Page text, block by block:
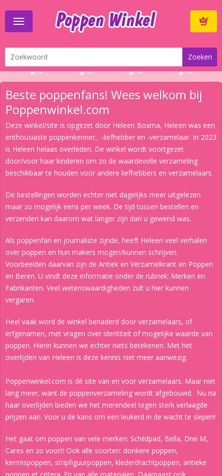
Toggle
navigation
Beste poppenfans! Wees welkom bij
Poppenwinkel.com
Deze winkel/site is opgezet door Heleen Boxma, Heleen was een
enthousiaste poppenkenner, -liefhebber en -verzamelaar. In 2023
is Heleen helaas overleden. De winkel wordt voortgezet
door/voor haar kinderen om zo de waardevolle verzameling
beschikbaar te houden voor andere liefhebbers en verzamelaars.
De bestellingen worden echter niet dagelijks meer uitgelezen
maar zo mogelijk eens per week. De tijd tussen bestellen en
verzenden kan daarom wat langer zijn dan u gewend was.
Als poppenfan en journaliste zijnde, heeft Heleen veel verhalen
over poppen en hun makers mogen/kunnen schrijven.
Voorbeelden daarvan zijn de Antiek en Verzamelkrant en Poppen
en Beren. U vindt deze informatie onder de rubriek: Merken en
Fabrikanten. Veel wetenswaardigheden zult u hier kunnen
vergaren.
Heel vaak word de winkel benaderd door verzamelaars, of
erfgenamen, met vragen over identiteit of mogelijke waarde van
poppen. Hierin kunnen we echter niets betekenen. Met het
overlijden van Heleen is deze kennis niet meer aanwezig.
Poppenwinkel.com is dé site van en voor verzamelaars. Maar niet
lang meer, want de poppenverzameling wordt afgebouwd. Nu na
haar overlijden bieden we het merendeel tegen sterk verlaagde
prijzen aan. Voor u de kans om een leukerd in de wacht te slepen!
Het gaat om poppen van vele merken: Schildpad, Bella, Drei M,
Cares en zo voort! Ook alle soorten: donkere poppen,
kermispoppen, stripfiguurpoppen, klederdrachtpoppen, antieke